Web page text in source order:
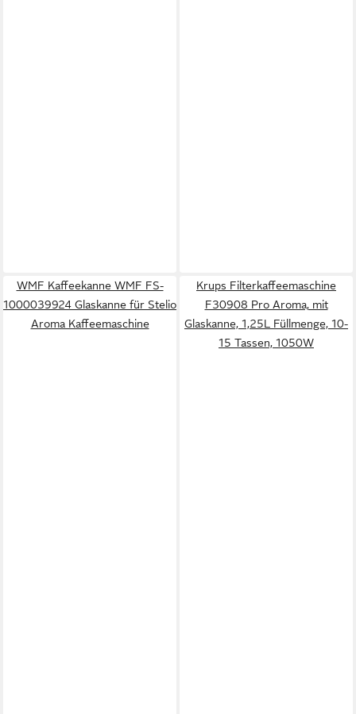
WMF Kaffeekanne WMF FS-
1000039924 Glaskanne für Stelio
Aroma Kaffeemaschine
Krups Filterkaffeemaschine
F30908 Pro Aroma, mit
Glaskanne, 1,25L Füllmenge, 10-
15 Tassen, 1050W